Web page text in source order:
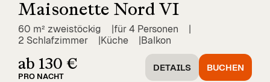
Maisonette Nord VI
60 m² zweistöckig
für 4 Personen
2 Schlafzimmer
Küche Balkon
ab 130 €
PRO NACHT
DETAILS BUCHEN